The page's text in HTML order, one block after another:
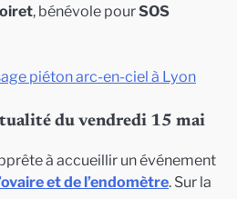
, bénévole pourSOS
piéton arc-en-ciel à Lyon
du vendredi 15 mai
à accueillir un événement
et de l’endomètre. Sur la